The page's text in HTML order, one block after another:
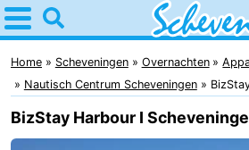
Home
Scheveningen
Tips
Voor
Home Scheveningen Overnachten
Nautisch Centrum Scheveningen
BizStay Harbour I